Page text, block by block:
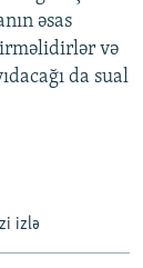
əsas
və
da sual
izlə